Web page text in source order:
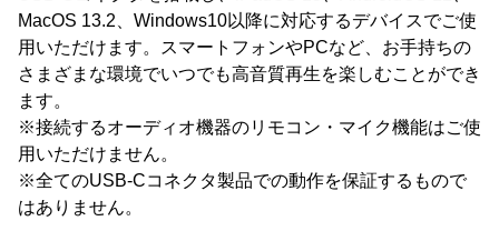
MacOS 13.2、Windows10以降に対応するデバイスでご使
用いただけます。スマートフォンやPCなど、お手持ちの
さまざまな環境でいつでも高音質再生を楽しむことができ
ます。
※接続するオーディオ機器のリモコン・マイク機能はご使
用いただけません。
※全てのUSB-Cコネクタ製品での動作を保証するもので
はありません。